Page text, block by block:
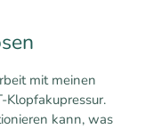
mit meinen
Klopfakupressur.
kann, was